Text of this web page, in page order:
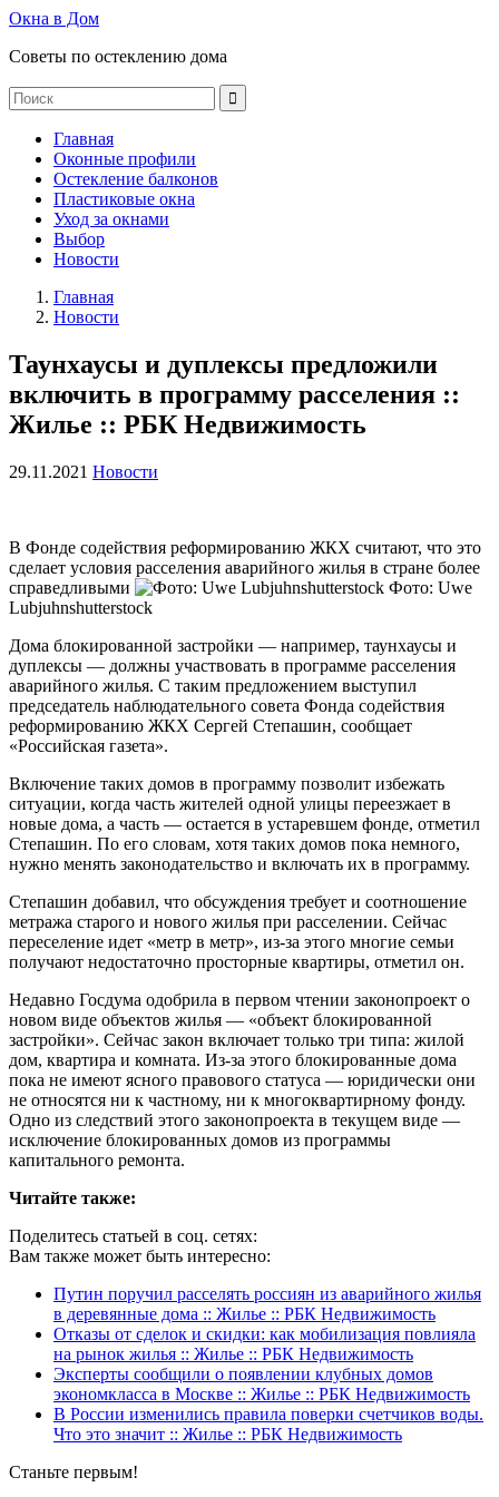
Окна в Дом
Советы по остеклению дома
Главная
Оконные профили
Остекление балконов
Пластиковые окна
Уход за окнами
Выбор
Новости
Главная
Новости
Таунхаусы и дуплексы предложили
включить в программу расселения ::
Жилье :: РБК Недвижимость
29.11.2021 Новости
В Фонде содействия реформированию ЖКХ считают, что это
сделает условия расселения аварийного жилья в стране более
справедливыми
Фото: Uwe
Lubjuhnshutterstock
Дома блокированной застройки — например, таунхаусы и
дуплексы — должны участвовать в программе расселения
аварийного жилья. С таким предложением выступил
председатель наблюдательного совета Фонда содействия
реформированию ЖКХ Сергей Степашин, сообщает
«Российская газета».
Включение таких домов в программу позволит избежать
ситуации, когда часть жителей одной улицы переезжает в
новые дома, а часть — остается в устаревшем фонде, отметил
Степашин. По его словам, хотя таких домов пока немного,
нужно менять законодательство и включать их в программу.
Степашин добавил, что обсуждения требует и соотношение
метража старого и нового жилья при расселении. Сейчас
переселение идет «метр в метр», из-за этого многие семьи
получают недостаточно просторные квартиры, отметил он.
Недавно Госдума одобрила в первом чтении законопроект о
новом виде объектов жилья — «объект блокированной
застройки». Сейчас закон включает только три типа: жилой
дом, квартира и комната. Из-за этого блокированные дома
пока не имеют ясного правового статуса — юридически они
не относятся ни к частному, ни к многоквартирному фонду.
Одно из следствий этого законопроекта в текущем виде —
исключение блокированных домов из программы
капитального ремонта.
Читайте также:
Поделитесь статьей в соц. сетях:
Вам также может быть интересно:
Путин поручил расселять россиян из аварийного жилья
в деревянные дома :: Жилье :: РБК Недвижимость
Отказы от сделок и скидки: как мобилизация повлияла
на рынок жилья :: Жилье :: РБК Недвижимость
Эксперты сообщили о появлении клубных домов
экономкласса в Москве :: Жилье :: РБК Недвижимость
В России изменились правила поверки счетчиков воды.
Что это значит :: Жилье :: РБК Недвижимость
Станьте первым!